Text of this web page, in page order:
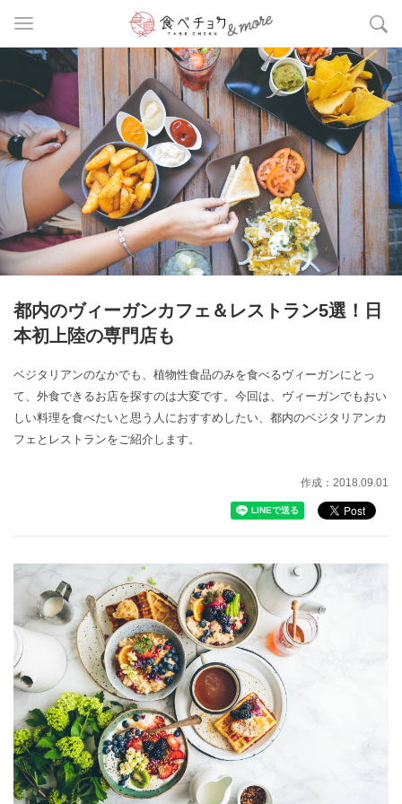
都内のヴィーガンカフェ＆レストラン5選！日
本初上陸の専門店も
ベジタリアンのなかでも、植物性食品のみを食べるヴィーガンにとっ
て、外食できるお店を探すのは大変です。今回は、ヴィーガンでもおい
しい料理を食べたいと思う人におすすめしたい、都内のベジタリアンカ
フェとレストランをご紹介します。
作成：2018.09.01